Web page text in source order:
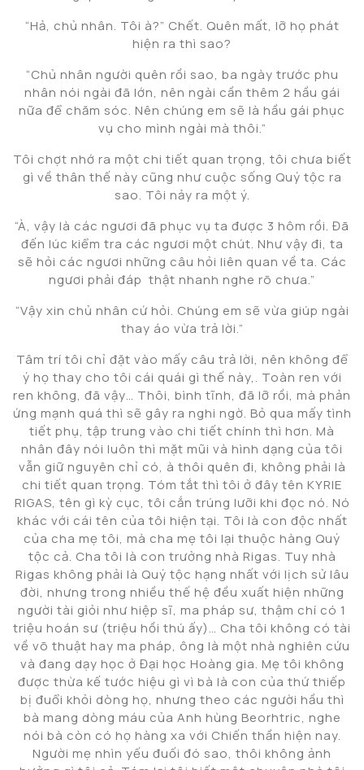
“Hả, chủ nhân. Tôi à?” Chết. Quên mất, lỡ họ phát
hiện ra thì sao?
“Chủ nhân người quên rồi sao, ba ngày trước phu
nhân nói ngài đã lớn, nên ngài cần thêm 2 hầu gái
nữa để chăm sóc. Nên chúng em sẽ là hầu gái phục
vụ cho mình ngài mà thôi.”
Tôi chợt nhớ ra một chi tiết quan trọng, tôi chưa biết
gì về thân thế này cũng như cuộc sống Quý tộc ra
sao. Tôi nảy ra một ý.
“À, vậy là các ngươi đã phục vụ ta được 3 hôm rồi. Đã
đến lúc kiểm tra các ngươi một chút. Như vậy đi, ta
sẽ hỏi các ngươi những câu hỏi liên quan về ta. Các
ngươi phải đáp thật nhanh nghe rõ chưa.”
“Vậy xin chủ nhân cứ hỏi. Chúng em sẽ vừa giúp ngài
thay áo vừa trả lời.”
Tâm trí tôi chỉ đặt vào mấy câu trả lời, nên không để
ý họ thay cho tôi cái quái gì thế này,. Toàn ren với
ren không, đã vậy… Thôi, bình tĩnh, đã lỡ rồi, mà phản
ứng mạnh quá thì sẽ gây ra nghi ngờ. Bỏ qua mấy tình
tiết phụ, tập trung vào chi tiết chính thì hơn. Mà
nhân đây nói luôn thì mặt mũi và hình dạng của tôi
vẫn giữ nguyên chỉ có, à thôi quên đi, không phải là
chi tiết quan trọng. Tóm tắt thì tôi ở đây tên KYRIE
RIGAS, tên gì kỳ cục, tôi cắn trúng lưỡi khi đọc nó. Nó
khác với cái tên của tôi hiện tại. Tôi là con độc nhất
của cha mẹ tôi, mà cha mẹ tôi lại thuộc hàng Quý
tộc cả. Cha tôi là con trưởng nhà Rigas. Tuy nhà
Rigas không phải là Quý tộc hạng nhất với lịch sử lâu
đời, nhưng trong nhiều thế hệ đều xuất hiện những
người tài giỏi như hiệp sĩ, ma pháp sư, thậm chí có 1
triệu hoán sư (triệu hồi thú ấy)… Cha tôi không có tài
về võ thuật hay ma pháp, ông là một nhà nghiên cứu
và đang dạy học ở Đại học Hoàng gia. Mẹ tôi không
được thừa kế tước hiệu gì vì bà là con của thứ thiếp
bị đuổi khỏi dòng họ, nhưng theo các người hầu thì
bà mang dòng máu của Anh hùng Beorhtric, nghe
nói bà còn có họ hàng xa với Chiến thần hiện nay.
Người mẹ nhìn yếu đuối đó sao, thôi không ảnh